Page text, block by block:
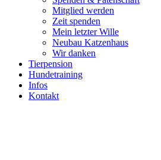
Mitglied werden
Zeit spenden
Mein letzter Wille
Neubau Katzenhaus
Wir danken
Tierpension
Hundetraining
Infos
Kontakt